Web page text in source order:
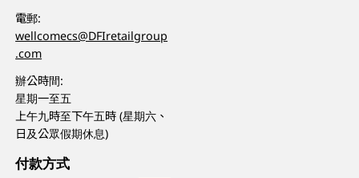
電郵:
wellcomecs@DFIretailgroup
.com
辦公時間:
星期一至五
上午九時至下午五時 (星期六、
日及公眾假期休息)
付款方式